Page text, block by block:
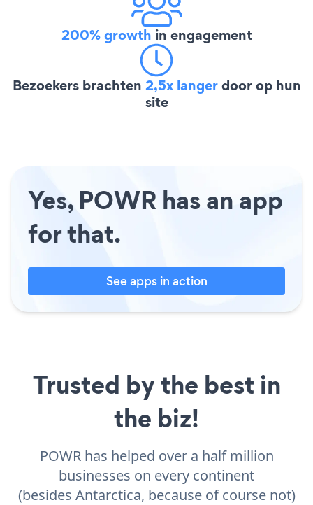
200% growth in engagement
Bezoekers brachten 2,5x langerdoor op hun
site
Yes, POWR has an app
for that.
See apps in action
Trusted by the best in
the biz!
POWR has helped over a half million
businesses on every continent
(besides Antarctica, because of course not)